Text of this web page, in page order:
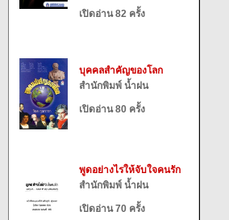
เปิดอ่าน 82 ครั้ง
บุคคลสำคัญของโลก
สำนักพิมพ์ น้ำฝน
เปิดอ่าน 80 ครั้ง
พูดอย่างไรให้จับใจคนรัก
สำนักพิมพ์ น้ำฝน
เปิดอ่าน 70 ครั้ง